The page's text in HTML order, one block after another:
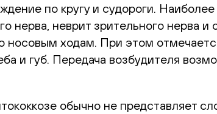
по кругу и судороги.
нерва, неврит зрительного нерва
ходам. При этом
и губ. Передача возбудителя
обычно не представляет